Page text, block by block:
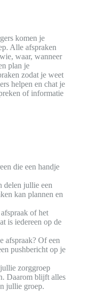
komen je
Alle afspraken
waar, wanneer
plan je
zodat je weet
helpen en chat je
of informatie
die een handje
delen jullie een
kan plannen en
of het
is iedereen op de
afspraak? Of een
pushbericht op je
zorggroep
Daarom blijft alles
jullie groep.